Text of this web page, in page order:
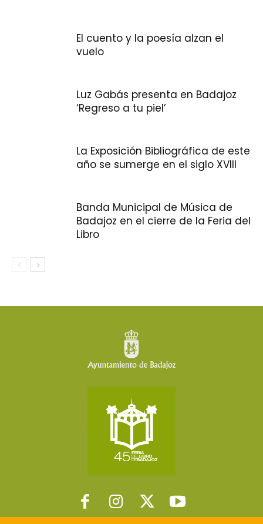
El cuento y la poesía alzan el
vuelo
Luz Gabás presenta en Badajoz
‘Regreso a tu piel’
La Exposición Bibliográfica de este
año se sumerge en el siglo XVIII
Banda Municipal de Música de
Badajoz en el cierre de la Feria del
Libro